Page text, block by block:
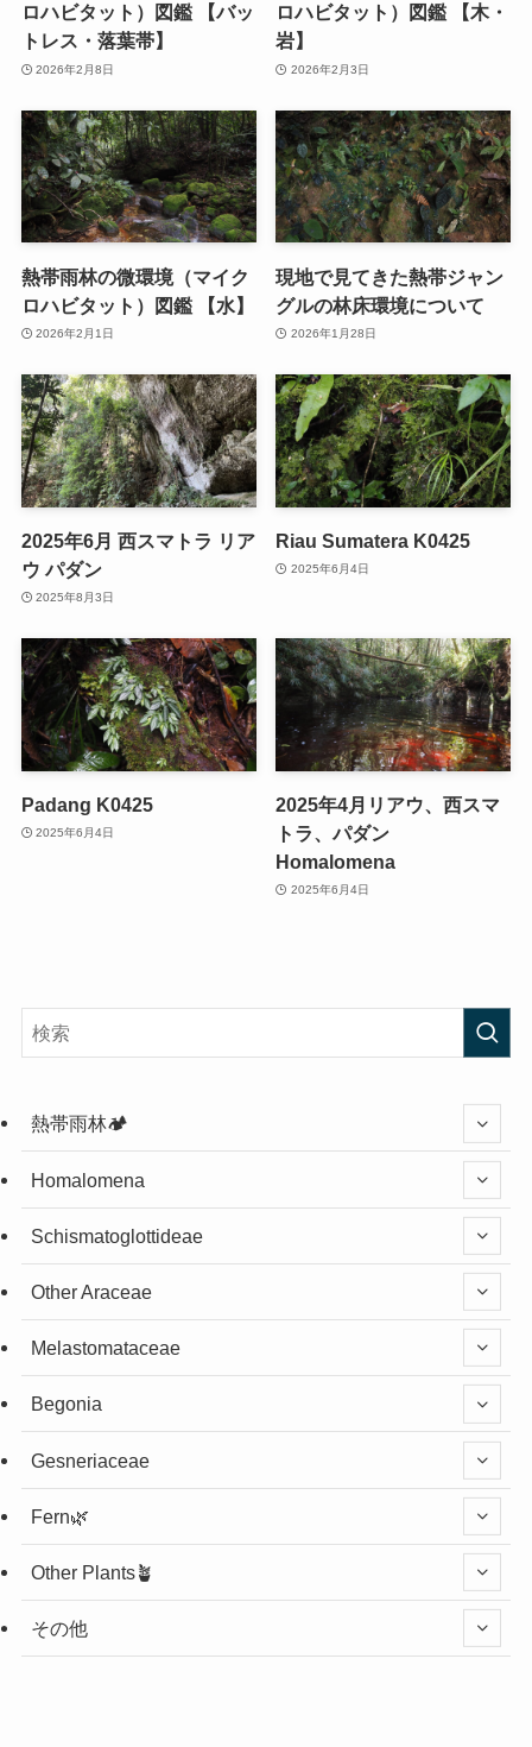
ロハビタット）図鑑 【バッ
トレス・落葉帯】
2026年2月8日
ロハビタット）図鑑 【木・
岩】
2026年2月3日
熱帯雨林の微環境（マイク
ロハビタット）図鑑 【水】
2026年2月1日
現地で見てきた熱帯ジャン
グルの林床環境について
2026年1月28日
2025年6月 西スマトラ リア
ウ パダン
2025年8月3日
Riau Sumatera K0425
2025年6月4日
Padang K0425
2025年6月4日
2025年4月リアウ、西スマ
トラ、パダン
Homalomena
2025年6月4日
熱帯雨林🏕️
Homalomena
Schismatoglottideae
Other Araceae
Melastomataceae
Begonia
Gesneriaceae
Fern🌿
Other Plants🪴
その他